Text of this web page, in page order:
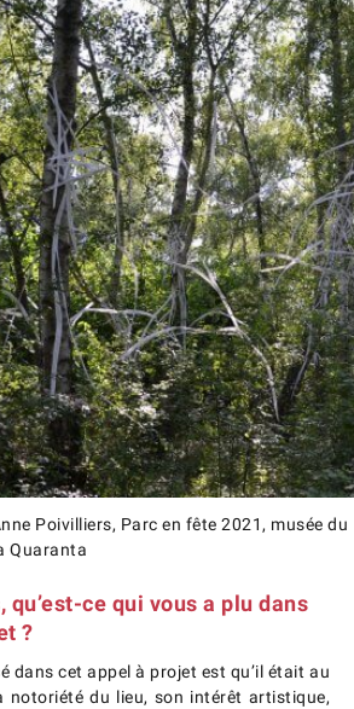
Poivilliers, Parc en fête 2021, musée
Quaranta
ce qui vous a plu dans
?
dans cet appel à projet est qu’il était au
notoriété du lieu, son intérêt artistique,